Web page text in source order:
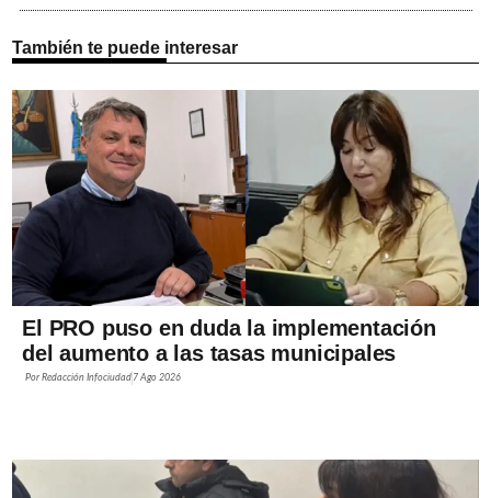
También te puede interesar
El PRO puso en duda la implementación
del aumento a las tasas municipales
PorRedacción Infociudad 7 Ago 2026